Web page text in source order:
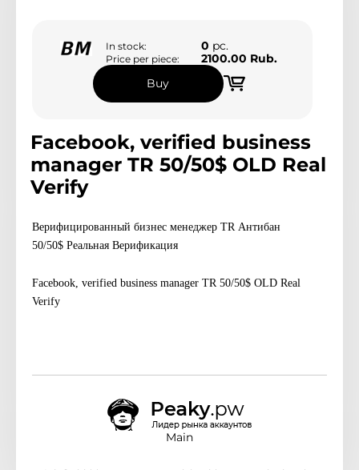
In stock: 0 pc.
Price per piece:
2100.00 Rub.
Buy
Facebook, verified business
manager TR 50/50$ OLD Real
Verify
Верифицированный бизнес менеджер TR Антибан
50/50$ Реальная Верификация
Facebook, verified business manager TR 50/50$ OLD Real
Verify
Main